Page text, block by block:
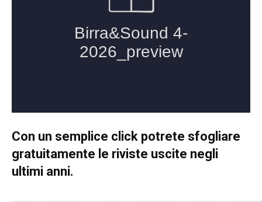
Con un semplice click potrete sfogliare
gratuitamente le riviste uscite negli
ultimi anni.